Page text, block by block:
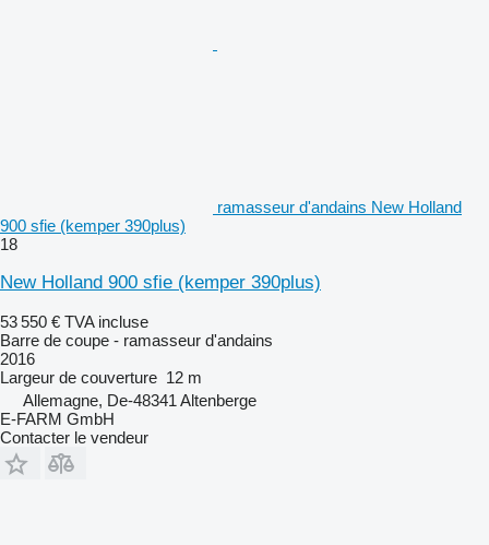
ramasseur d'andains New Holland
900 sfie (kemper 390plus)
18
New Holland 900 sfie (kemper 390plus)
53 550 € TVA incluse
Barre de coupe - ramasseur d'andains
2016
Largeur de couverture 12 m
Allemagne, De-48341 Altenberge
E-FARM GmbH
Contacter le vendeur